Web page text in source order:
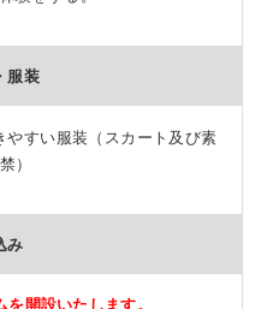
服装
やすい服装（スカート及び素
）
み
開設いたします。